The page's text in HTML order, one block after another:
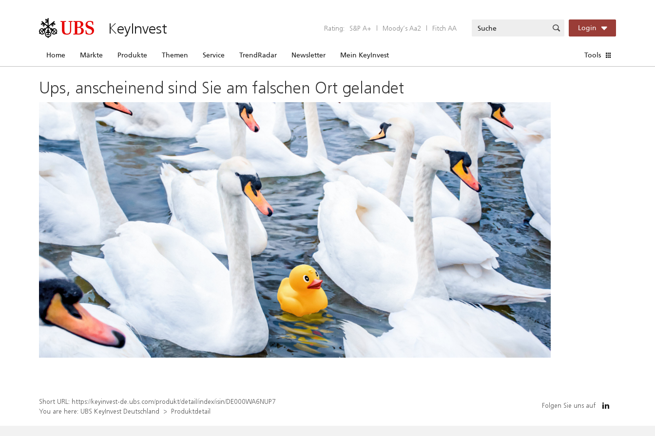
KeyInvest Rating: S&P A+ | Moody’s Aa2 | Fitch AA Login
Home Märkte Produkte Themen Service TrendRadar Newsletter Mein KeyInvest Tools
Ups, anscheinend sind Sie am falschen Ort gelandet
Short URL: https://keyinvest-de.ubs.com/produkt/detail/index/isin/DE000WA6NUP7
You are here: UBS KeyInvest Deutschland Produktdetail
Folgen Sie uns auf